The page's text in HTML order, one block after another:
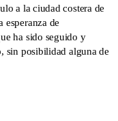
a la ciudad costera de
esperanza de
ha sido seguido y
sin posibilidad alguna de